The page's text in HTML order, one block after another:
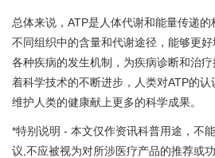
总体来说，ATP是人体代谢和能量传递
不同组织中的含量和代谢途径，能够更
各种疾病的发生机制，为疾病诊断和治
着科学技术的不断进步，人类对ATP的
维护人类的健康献上更多的科学成果。
*特别说明 - 本文仅作资讯科普用途，不
议,不应被视为对所涉医疗产品的推荐或